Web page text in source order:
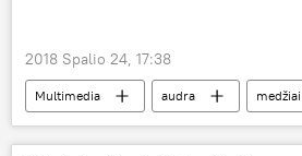
2018 Spalio 24, 17:38
Multimedia audra
medžiai
Palanga